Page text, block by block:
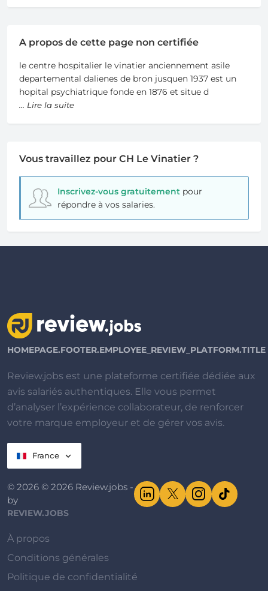
A propos de cette page non certifiée
le centre hospitalier le vinatier anciennement asile
departemental dalienes de bron jusquen 1937 est un
hopital psychiatrique fonde en 1876 et situe d
... Lire la suite
Vous travaillez pour CH Le Vinatier ?
Inscrivez-vous gratuitementpour
répondre à vos salaries.
HOMEPAGE.FOOTER.EMPLOYEE_REVIEW_PLATFORM.TITLE
Review.jobs est une plateforme certifiée dédiée aux
avis salariés authentiques. Elle vous permet
d’analyser l’expérience collaborateur, de renforcer
votre marque employeur et de gérer vos avis.
France
© 2026 © 2026 Review.jobs -
by
REVIEW.JOBS
À propos
Conditions générales
Politique de confidentialité